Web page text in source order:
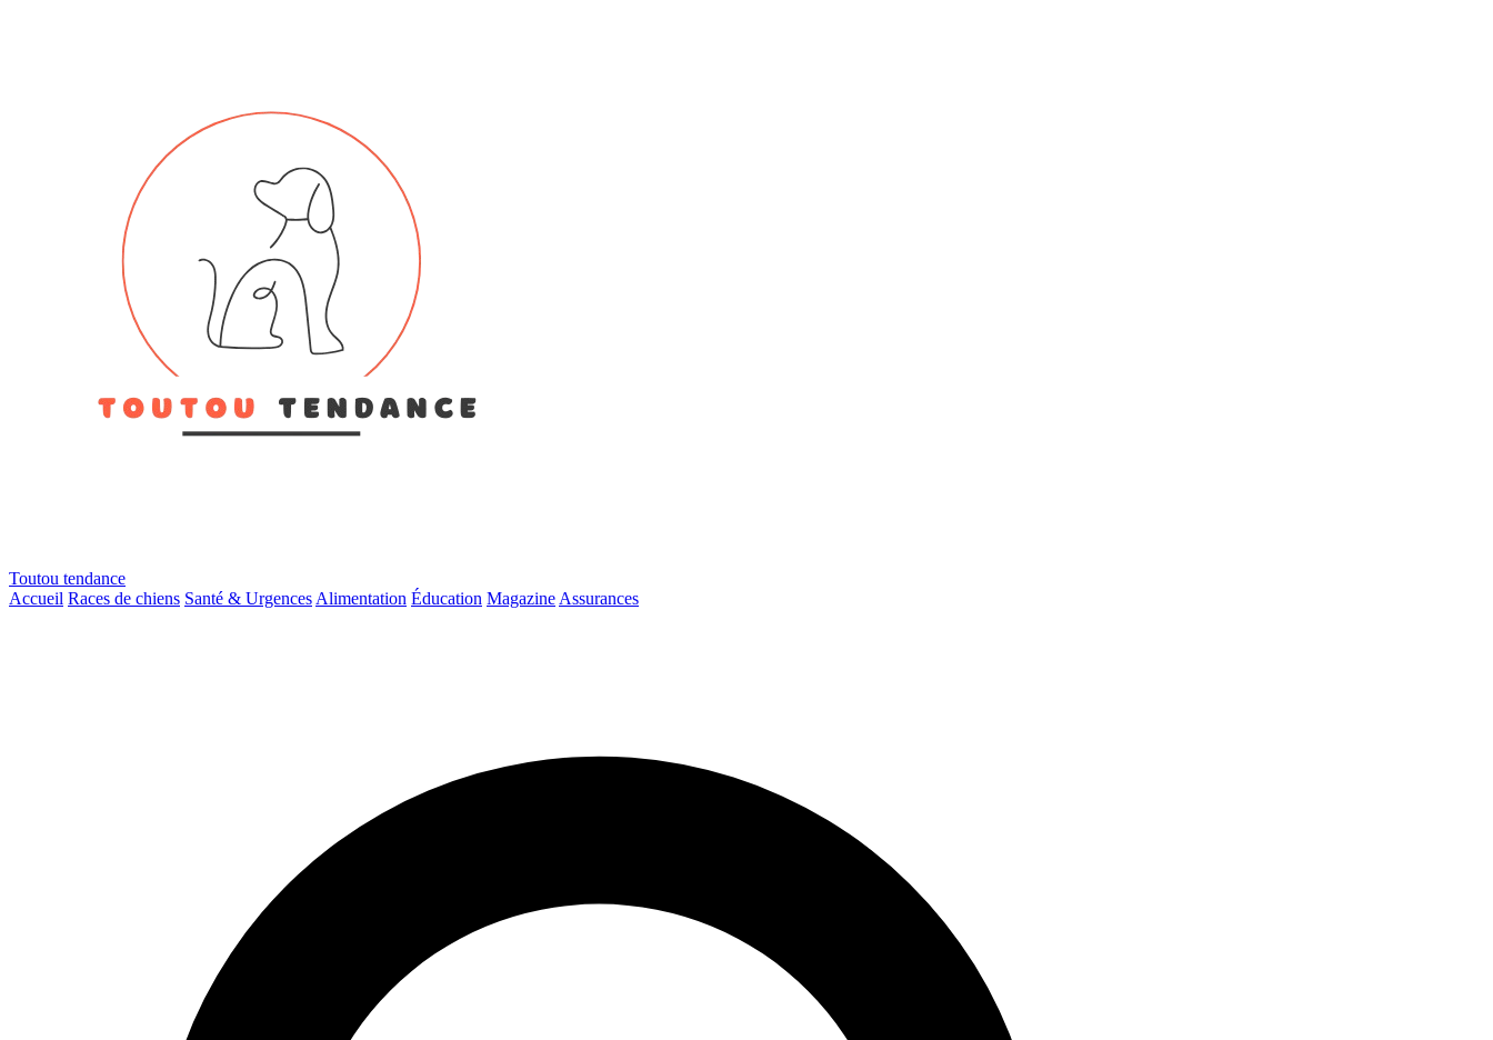
Toutou tendance
Accueil Races de chiens Santé & Urgences Alimentation Éducation Magazine Assurances